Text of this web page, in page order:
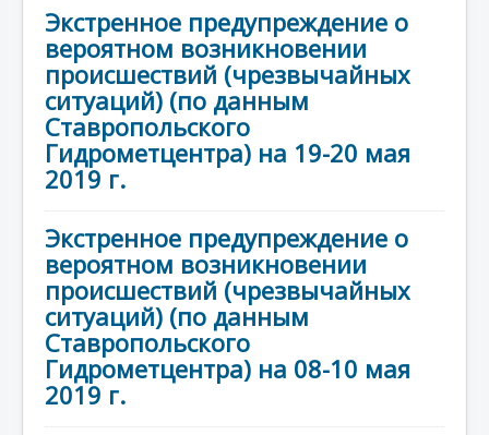
Экстренное предупреждение о
вероятном возникновении
происшествий (чрезвычайных
ситуаций) (по данным
Ставропольского
Гидрометцентра) на 19-20 мая
2019 г.
Экстренное предупреждение о
вероятном возникновении
происшествий (чрезвычайных
ситуаций) (по данным
Ставропольского
Гидрометцентра) на 08-10 мая
2019 г.